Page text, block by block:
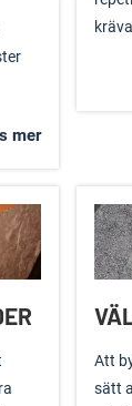
mer
Att
sätt